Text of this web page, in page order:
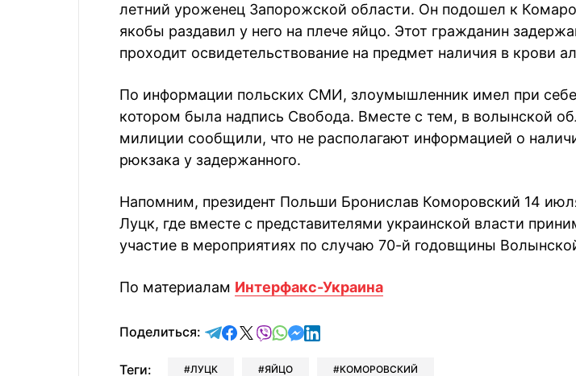
летний уроженец Запорожской области. Он подошел к
якобы раздавил у него на плече яйцо. Этот гражданин
проходит освидетельствование на предмет наличия в крови
По информации польских СМИ, злоумышленник имел при
котором была надпись Свобoда. Вместе с тем, в волынской
милиции сообщили, что не располагают информацией о
рюкзака у задержанного.
Напомним, президент Польши Бронислав Коморовский 14
Луцк, где вместе с представителями украинской власти
участие в мероприятиях по случаю 70-й годовщины
По материалам Интерфакс-Украина
Поделиться: отправить в Telegram
поделиться в Facebook
поделиться в X
отправить в Viber
отправить в Whatsapp
отправить в Messenger
отправить в LinkedIn
Теги: ЛУЦК ЯЙЦО КОМОРОВСКИЙ